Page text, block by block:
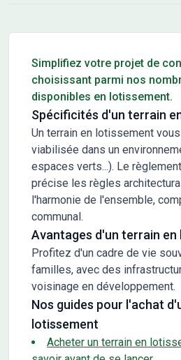
Simplifiez votre projet de
choisissant parmi nos
disponibles en lotissement.
Spécificités d'un terrain
Un terrain en lotissement
viabilisée dans un
espaces verts...). Le
précise les règles
l'harmonie de l'ensemble,
communal.
Avantages d'un terrain
Profitez d'un cadre de vie
familles, avec des
voisinage en développement.
Nos guides pour l'achat
lotissement
Acheter un terrain en